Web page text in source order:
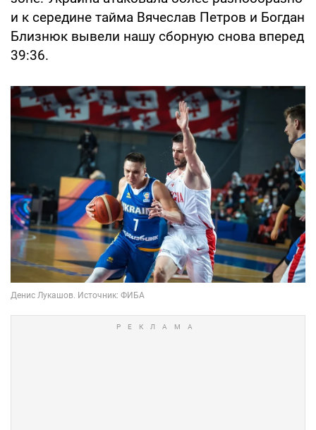
и к середине тайма Вячеслав Петров и Богдан
Близнюк вывели нашу сборную снова вперед
39:36.